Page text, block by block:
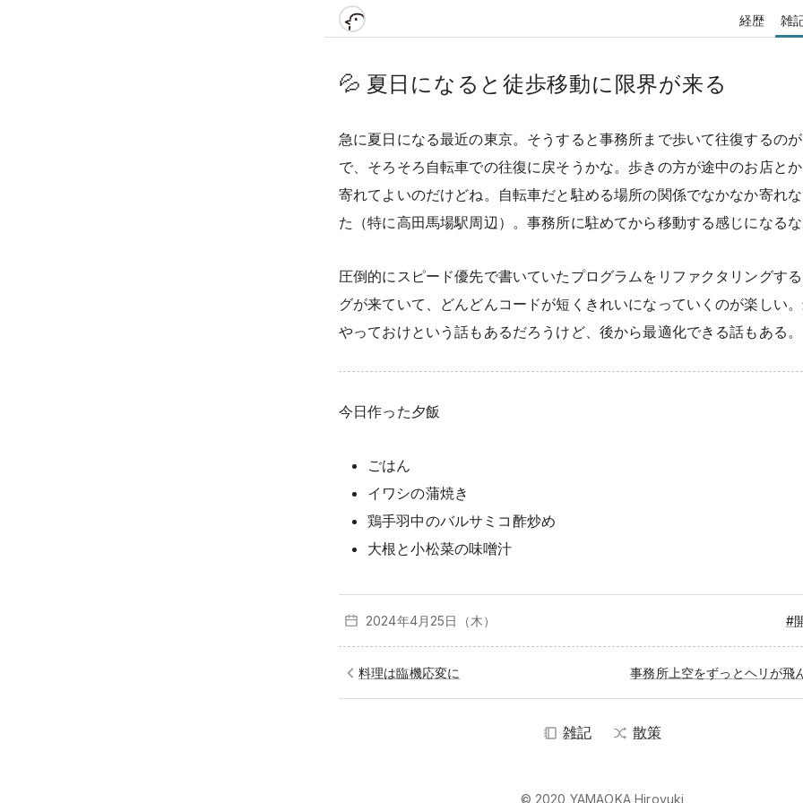
経歴 雑
💦 夏日になると徒歩移動に限界が来る
急に夏日になる最近の東京。そうすると事務所まで歩いて往復するの
で、そろそろ自転車での往復に戻そうかな。歩きの方が途中のお店と
寄れてよいのだけどね。自転車だと駐める場所の関係でなかなか寄れ
た（特に高田馬場駅周辺）。事務所に駐めてから移動する感じになるな
圧倒的にスピード優先で書いていたプログラムをリファクタリングす
グが来ていて、どんどんコードが短くきれいになっていくのが楽しい
やっておけという話もあるだろうけど、後から最適化できる話もある。
今日作った夕飯
ごはん
イワシの蒲焼き
鶏手羽中のバルサミコ酢炒め
大根と小松菜の味噌汁
2024年4月 25日（木） #
料理は臨機応変に 事務所上空をずっとヘリが飛
雑記 散策
© 2020 YAMAOKA Hiroyuki